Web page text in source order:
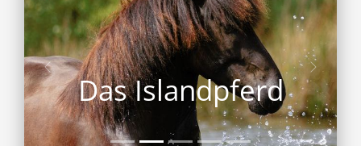
Das Islandpferd